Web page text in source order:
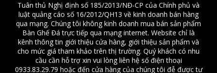
Tuân thủ Nghị định số 185/2013/NĐ-CP của Chính phủ và
luật quảng cáo số 16/2012/QH13 về kinh doanh bán hàng
qua mạng. Chúng tôi không kinh doanh mua bán sản phẩm
Bàn Ghế Đá trực tiếp qua mạng internet. Website chỉ là
kênh thông tin giới thiệu cửa hàng, giới thiệu sản phẩm và
cho mức giá tham khảo trên thị trường. Quý khách có nhu
cầu cần hỗ trợ xin vui lòng liên hệ số điện thoại
0933.83.29.79 hoặc đến cửa hàng của chúng tôi đễ được tư